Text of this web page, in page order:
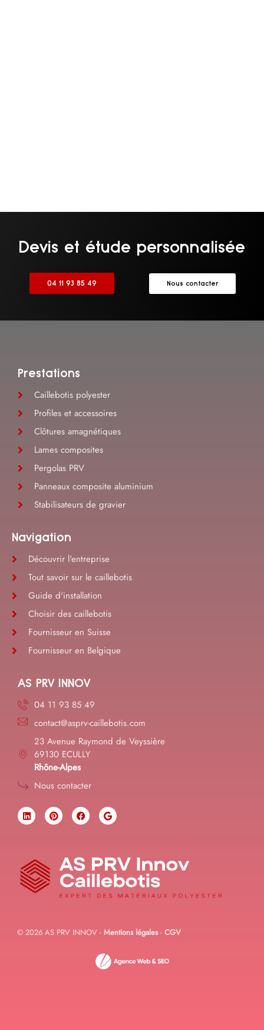
Devis et étude personnalisée
04 11 93 85 49 Nous contacter
Prestations
Caillebotis polyester
Profiles et accessoires
Clôtures amagnétiques
Lames composites
Pergolas PRV
Panneaux composite aluminium
Stabilisateurs de gravier
Navigation
Découvrir l'entreprise
Tout savoir sur le caillebotis
Guide d'installation
Choisir des caillebotis
Fournisseur en Suisse
Fournisseur en Belgique
AS PRV INNOV
04 11 93 85 49
contact@asprv-caillebotis.com
23 Avenue Raymond de Veyssière
69130 ECULLY
Rhône-Alpes
Nous contacter
© 2026 AS PRV INNOV - Mentions légales- CGV